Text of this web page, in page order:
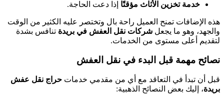
خدمة تخزين الأثاث مؤقتًا إذا دعت الحاجة.
هذه الإضافات تمنح العميل راحة بال وتختصر عليه الكثير من الوقت
والجهد، وهو ما يجعل شركات نقل العفش في بريدة تنافس بشدة
لتقديم أعلى مستوى من الخدمات.
نصائح مهمة قبل البدء في نقل العفش
قبل أن تبدأ في التعاقد مع أي من مقدمي خدمات حراج نقل عفش
بريدة، إليك بعض النصائح الذهبية: